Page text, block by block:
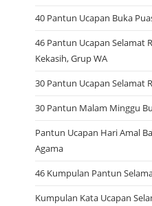
40 Pantun Ucapan Buka
46 Pantun Ucapan Selamat
Kekasih, Grup WA
30 Pantun Ucapan Selamat
30 Pantun Malam Minggu
Pantun Ucapan Hari Amal
Agama
46 Kumpulan Pantun
Kumpulan Kata Ucapan